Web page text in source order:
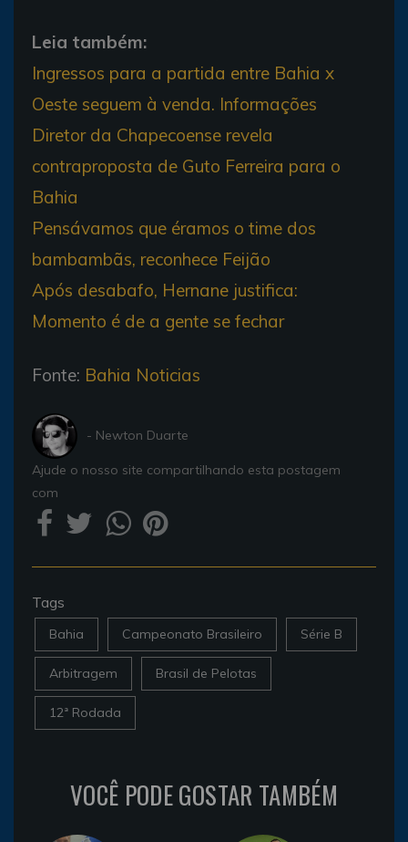
Leia também:
Ingressos para a partida entre Bahia x
Oeste seguem à venda. Informações
Diretor da Chapecoense revela
contraproposta de Guto Ferreira para o
Bahia
Pensávamos que éramos o time dos
bambambãs, reconhece Feijão
Após desabafo, Hernane justifica:
Momento é de a gente se fechar
Fonte: Bahia Noticias
- Newton Duarte
Ajude o nosso site compartilhando esta postagem
com
Tags
Bahia Campeonato Brasileiro Série B
Arbitragem Brasil de Pelotas
12ª Rodada
VOCÊ PODE GOSTAR TAMBÉM